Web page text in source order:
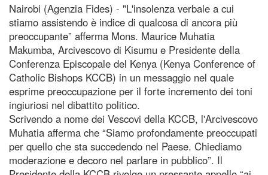
Nairobi (Agenzia Fides) - "L'insolenza verbale a cui
stiamo assistendo è indice di qualcosa di ancora più
preoccupante” afferma Mons. Maurice Muhatia
Makumba, Arcivescovo di Kisumu e Presidente della
Conferenza Episcopale del Kenya (Kenya Conference of
Catholic Bishops KCCB) in un messaggio nel quale
esprime preoccupazione per il forte incremento dei toni
ingiuriosi nel dibattito politico.
Scrivendo a nome dei Vescovi della KCCB, l'Arcivescovo
Muhatia afferma che “Siamo profondamente preoccupati
per quello che sta succedendo nel Paese. Chiediamo
moderazione e decoro nel parlare in pubblico”. Il